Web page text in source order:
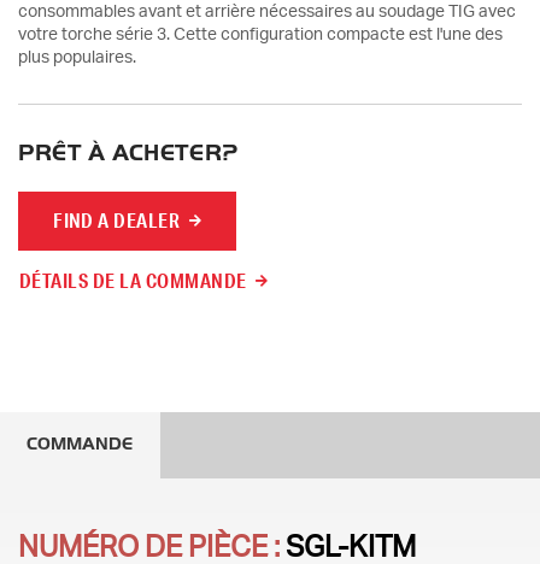
consommables avant et arrière nécessaires au soudage TIG avec
votre torche série 3. Cette configuration compacte est l'une des
plus populaires.
PRÊT À ACHETER?
FIND A DEALER
DÉTAILS DE LA COMMANDE
COMMANDE
NUMÉRO DE PIÈCE : SGL-KITM